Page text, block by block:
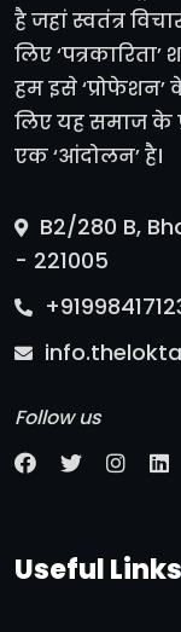
है जहां स्वतंत्र
लिए
हम इसे ‘प्रोफेशन’
लिए यह समाज के
एक ‘आंदोलन’ है।
B2/280 B,
- 221005
Follow us
Useful Links